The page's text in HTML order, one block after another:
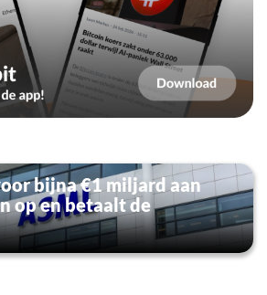
bijna €1 miljard aan
op en betaalt de